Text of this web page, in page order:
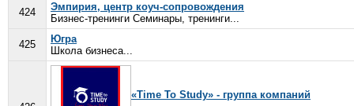
424
Эмпирия, центр коуч-сопровождения
Бизнес-тренинги Семинары, тренинги...
425
Югра
Школа бизнеса...
«Time To Study» - группа компаний